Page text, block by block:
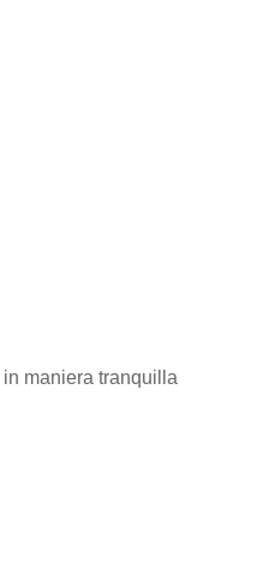
maniera tranquilla